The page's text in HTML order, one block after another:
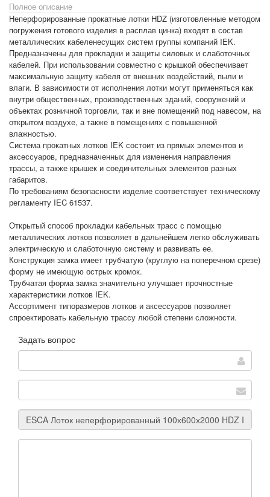
Полное описание
Неперфорированные прокатные лотки HDZ (изготовленные методом
погружения готового изделия в расплав цинка) входят в состав
металлических кабеленесущих систем группы компаний IEK.
Предназначены для прокладки и защиты силовых и слаботочных
кабелей. При использовании совместно с крышкой обеспечивает
максимальную защиту кабеля от внешних воздействий, пыли и
влаги. В зависимости от исполнения лотки могут применяться как
внутри общественных, производственных зданий, сооружений и
объектах розничной торговли, так и вне помещений под навесом, на
открытом воздухе, а также в помещениях с повышенной
влажностью.
Система прокатных лотков IEK состоит из прямых элементов и
аксессуаров, предназначенных для изменения направления
трассы, а также крышек и соединительных элементов разных
габаритов.
По требованиям безопасности изделие соответствует техническому
регламенту IEC 61537.
Открытый способ прокладки кабельных трасс с помощью
металлических лотков позволяет в дальнейшем легко обслуживать
электрическую и слаботочную систему и развивать ее.
Конструкция замка имеет трубчатую (круглую на поперечном срезе)
форму не имеющую острых кромок.
Трубчатая форма замка значительно улучшает прочностные
характеристики лотков IEK.
Ассортимент типоразмеров лотков и аксессуаров позволяет
спроектировать кабельную трассу любой степени сложности.
Задать вопрос